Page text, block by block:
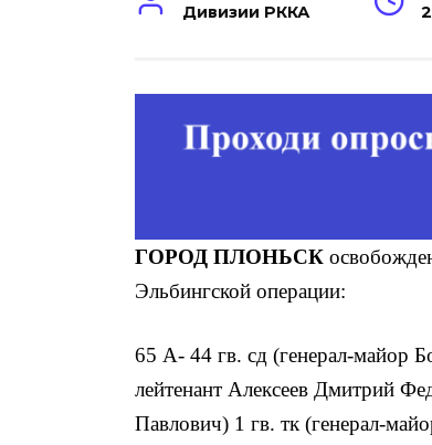
Дивизии РККА
ГОРОД ПЛОНЬСК
Эльбингской операции:
65 А- 44 гв. сд (генерал-майор
лейтенант Алексеев Дмитрий
Павлович) 1 гв. тк (генерал-